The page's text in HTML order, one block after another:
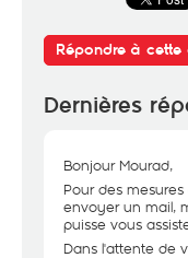
Répondre à cette
Dernières
Bonjour Mourad,
Pour des
envoyer un mail,
puisse vous
Dans l'attente de